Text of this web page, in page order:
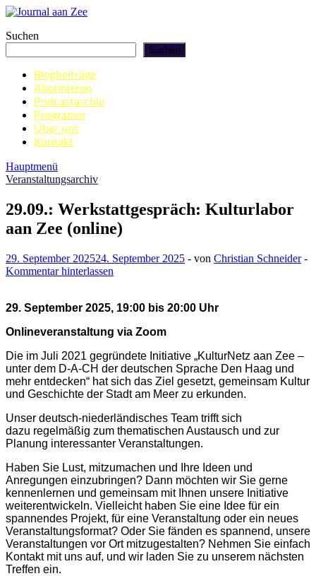
Zum
springen
Journal aan Zee
Suchen
Suchen
Blogbeiträge
Abonnieren
Podcastarchiv
Programm
Über uns
Kontakt
Hauptmenü
Veranstaltungsarchiv
29.09.: Werkstattgespräch: Kulturlabor
aan Zee (online)
29. September 202524. September 2025 - von Christian Schneider-
Kommentar hinterlassen
29. September 2025, 19:00 bis 20:00 Uhr
Onlineveranstaltung via Zoom
Die im Juli 2021 gegründete Initiative „KulturNetz aan Zee –
unter dem D-A-CH der deutschen Sprache Den Haag und
mehr entdecken“ hat sich das Ziel gesetzt, gemeinsam Kultur
und Geschichte der Stadt am Meer zu erkunden.
Unser deutsch-niederländisches Team trifft sich
dazu regelmäßig zum thematischen Austausch und zur
Planung interessanter Veranstaltungen.
Haben Sie Lust, mitzumachen und Ihre Ideen und
Anregungen einzubringen? Dann möchten wir Sie gerne
kennenlernen und gemeinsam mit Ihnen unsere Initiative
weiterentwickeln. Vielleicht haben Sie eine Idee für ein
spannendes Projekt, für eine Veranstaltung oder ein neues
Veranstaltungsformat? Oder Sie fänden es spannend, unsere
Veranstaltungen vor Ort mitzugestalten? Nehmen Sie einfach
Kontakt mit uns auf, und wir laden Sie zu unserem nächsten
Treffen ein.​